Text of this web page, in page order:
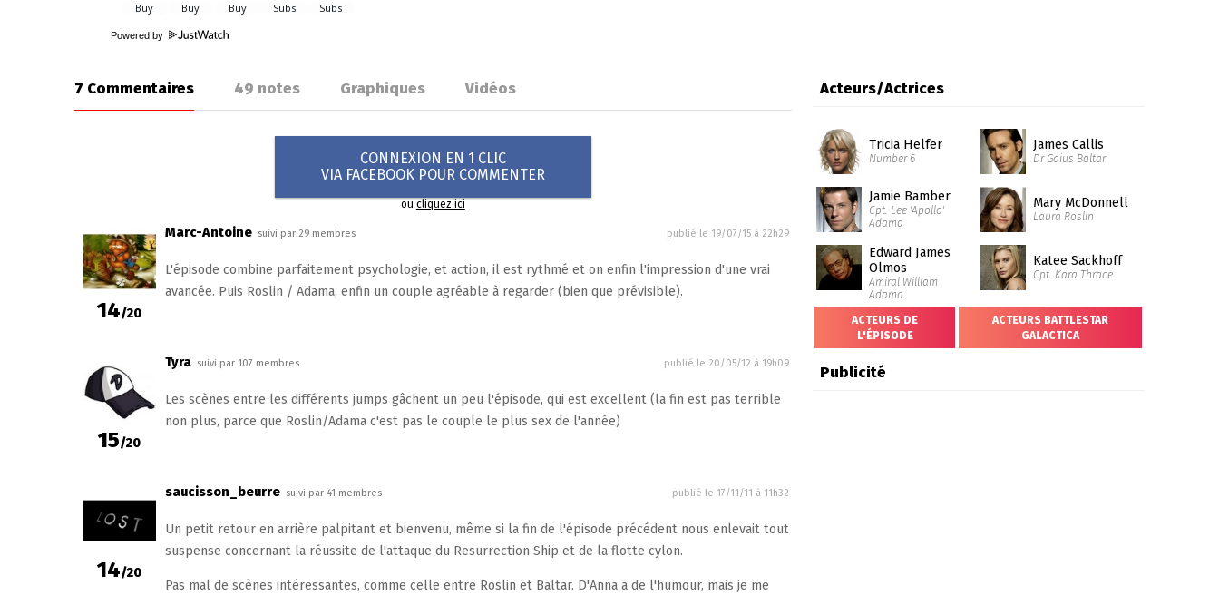
Powered by
7 Commentaires 49 notes Graphiques Vidéos
CONNEXION EN 1 CLIC
VIA FACEBOOK POUR COMMENTER
oucliquez ici
14/20
Marc-Antoine suivi par 29 membres publié le 19/07/15 à 22h29
L'épisode combine parfaitement psychologie, et action, il est rythmé et on enfin l'impression d'une vrai
avancée. Puis Roslin / Adama, enfin un couple agréable à regarder (bien que prévisible).
15/20
Tyra suivi par 107 membres publié le 20/05/12 à 19h09
Les scènes entre les différents jumps gâchent un peu l'épisode, qui est excellent (la fin est pas terrible
non plus, parce que Roslin/Adama c'est pas le couple le plus sex de l'année)
14/20
saucisson_beurre suivi par 41 membres publié le 17/11/11 à 11h32
Un petit retour en arrière palpitant et bienvenu, même si la fin de l'épisode précédent nous enlevait tout
suspense concernant la réussite de l'attaque du Resurrection Ship et de la flotte cylon.
Pas mal de scènes intéressantes, comme celle entre Roslin et Baltar. D'Anna a de l'humour, mais je me
Acteurs/Actrices
Tricia Helfer
Number 6
James Callis
Dr Gaius Baltar
Jamie Bamber
Cpt. Lee 'Apollo'
Adama
Mary McDonnell
Laura Roslin
Edward James
Olmos
Amiral William
Adama
Katee Sackhoff
Cpt. Kara Thrace
ACTEURS DE
L'ÉPISODE
ACTEURS BATTLESTAR
GALACTICA
Publicité